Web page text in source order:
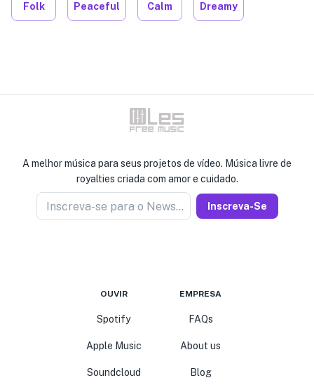
Folk Peaceful Calm Dreamy
A melhor música para seus projetos de vídeo. Música livre de
royalties criada com amor e cuidado.
Inscreva-se para o Newseller Inscreva-Se
OUVIR
Spotify
Apple Music
Soundcloud
EMPRESA
FAQs
About us
Blog